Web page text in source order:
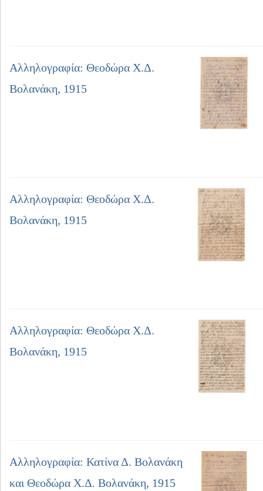
Αλληλογραφία: Θεοδώρα Χ.Δ.
Βολανάκη, 1915
Αλληλογραφία: Θεοδώρα Χ.Δ.
Βολανάκη, 1915
Αλληλογραφία: Θεοδώρα Χ.Δ.
Βολανάκη, 1915
Αλληλογραφία: Κατίνα Δ. Βολανάκη
και Θεοδώρα Χ.Δ. Βολανάκη, 1915